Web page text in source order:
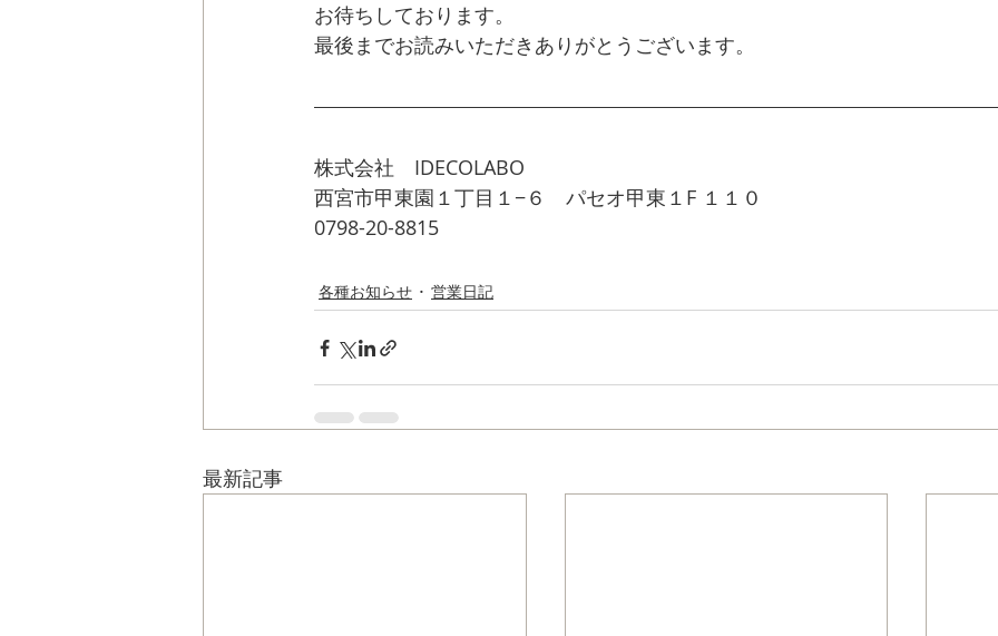
お待ちしております。
最後までお読みいただきありがとうございます。
株式会社　IDECOLABO
西宮市甲東園１丁目１−６　パセオ甲東１F １１０
0798-20-8815
各種お知らせ 営業日記
最新記事